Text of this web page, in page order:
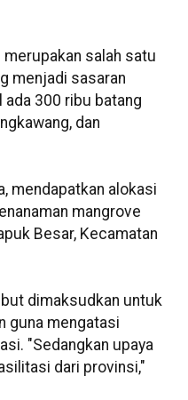
merupakan salah satu
menjadi sasaran
ada 300 ribu batang
dan
mendapatkan alokasi
mangrove
Besar, Kecamatan
dimaksudkan untuk
guna mengatasi
"Sedangkan upaya
dari provinsi,"